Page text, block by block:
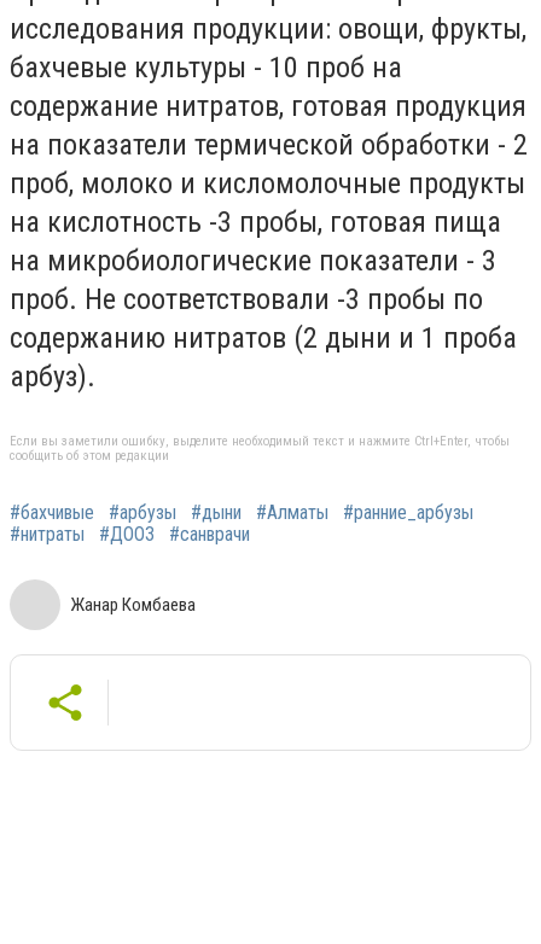
исследования продукции: овощи, фрукты,
бахчевые культуры - 10 проб на
содержание нитратов, готовая продукция
на показатели термической обработки - 2
проб, молоко и кисломолочные продукты
на кислотность -3 пробы, готовая пища
на микробиологические показатели - 3
проб. Не соответствовали -3 пробы по
содержанию нитратов (2 дыни и 1 проба
арбуз).
Если вы заметили ошибку, выделите необходимый текст и нажмите Ctrl+Enter, чтобы
сообщить об этом редакции
#бахчивые #арбузы #дыни #Алматы
#ранние_арбузы
#нитраты
#ДООЗ #санврачи
Жанар Комбаева